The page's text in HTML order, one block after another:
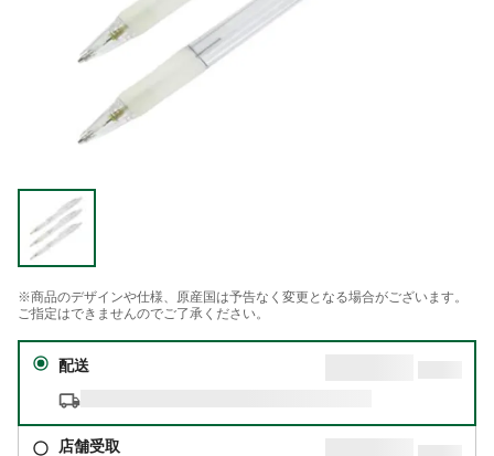
※商品のデザインや仕様、原産国は予告なく変更となる場合がございます。
ご指定はできませんのでご了承ください。
配送
店舗受取